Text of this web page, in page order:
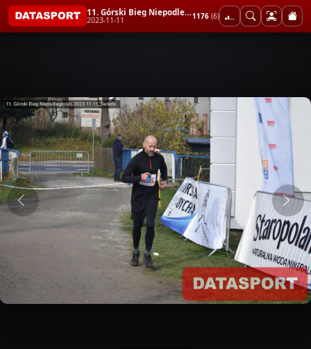
11. Górski Bieg Niepodległości
2023-11-11 1176 (6)